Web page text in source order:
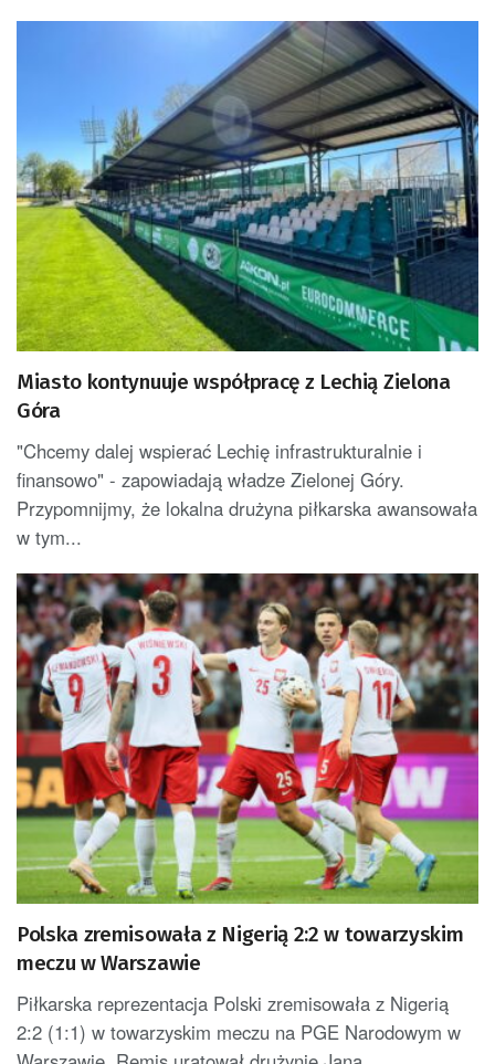
Miasto kontynuuje współpracę z Lechią Zielona
Góra
"Chcemy dalej wspierać Lechię infrastrukturalnie i
finansowo" - zapowiadają władze Zielonej Góry.
Przypomnijmy, że lokalna drużyna piłkarska awansowała
w tym...
Polska zremisowała z Nigerią 2:2 w towarzyskim
meczu w Warszawie
Piłkarska reprezentacja Polski zremisowała z Nigerią
2:2 (1:1) w towarzyskim meczu na PGE Narodowym w